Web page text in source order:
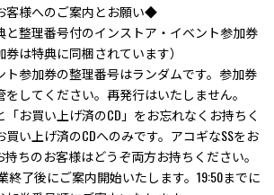
様へのご案内とお願い◆
と整理番号付のインストア・イベント参加券
は特典に同梱されています）
ト参加券の整理番号はランダムです。参加券
してください。再発行はいたしません。
「お買い上げ済のCD」をお忘れなくお持ちく
い上げ済のCDへのみです。アコギなSSをお
ちのお客様はどうぞ両方お持ちください。
終了後にご案内開始いたします。19:50までに